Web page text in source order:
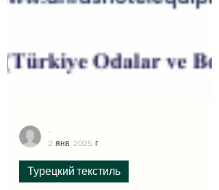
2 янв. 2025 г.